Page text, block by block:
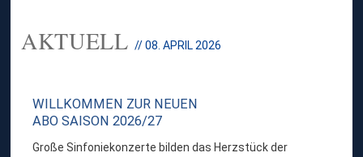
AKTUELL // 08. APRIL 2026
WILLKOMMEN ZUR NEUEN
ABO SAISON 2026/27
Große Sinfoniekonzerte bilden das Herzstück der